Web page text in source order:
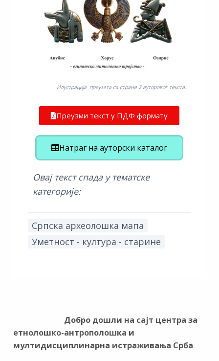
Илустрација преузета са стране 2 ауторовог текста.
Преузми текст у ПДФ формату
Натраг на ауторски каталог
Овај текст спада у тематске
категорије:
Српска археолошка мапа
Уметност - култура - старине
Добро дошли на сајт центра за
етнолошко-антрополошка и
мултидисциплинарна истраживања Срба